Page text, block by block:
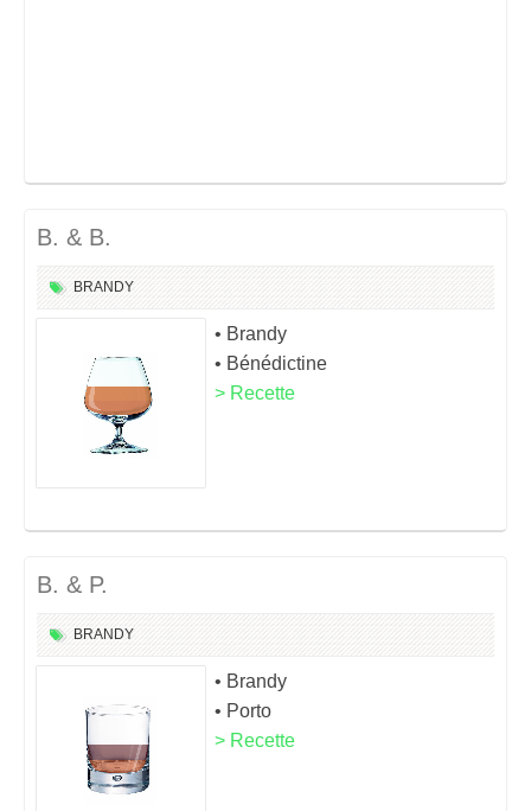
B. & B.
BRANDY
• Brandy
• Bénédictine
> Recette
B. & P.
BRANDY
• Brandy
• Porto
> Recette